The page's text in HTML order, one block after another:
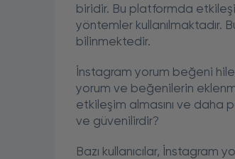
biridir. Bu platformda
yöntemler kullanılmaktadır.
bilinmektedir.
İnstagram yorum beğeni
yorum ve beğenilerin
etkileşim almasını ve daha
ve güvenilirdir?
Bazı kullanıcılar, İnstagram